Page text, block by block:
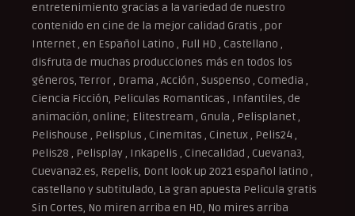
entretenimiento gracias a la variedad de nuestro
contenido en cine de la mejor calidad Gratis , por
Internet , en Español Latino , Full HD , Castellano ,
disfruta de muchas producciones más en todos los
géneros, Terror , Drama , Acción , Suspenso , Comedia ,
Ciencia Ficción, Peliculas Romanticas , Infantiles, de
animación, online; Elitestream , Gnula , Pelisplanet ,
Pelishouse , Pelisplus , Cinemitas , Cinetux , Pelis24 ,
Pelis28 , Pelisplay , Inkapelis , Cinecalidad , Cuevana3,
Cuevana2.es, Repelis, Dont look up 2021 español latino ,
castellano y subtitulado, La gran apuesta Pelicula gratis
Sin Cortes, No miren arriba en HD, No mires arriba